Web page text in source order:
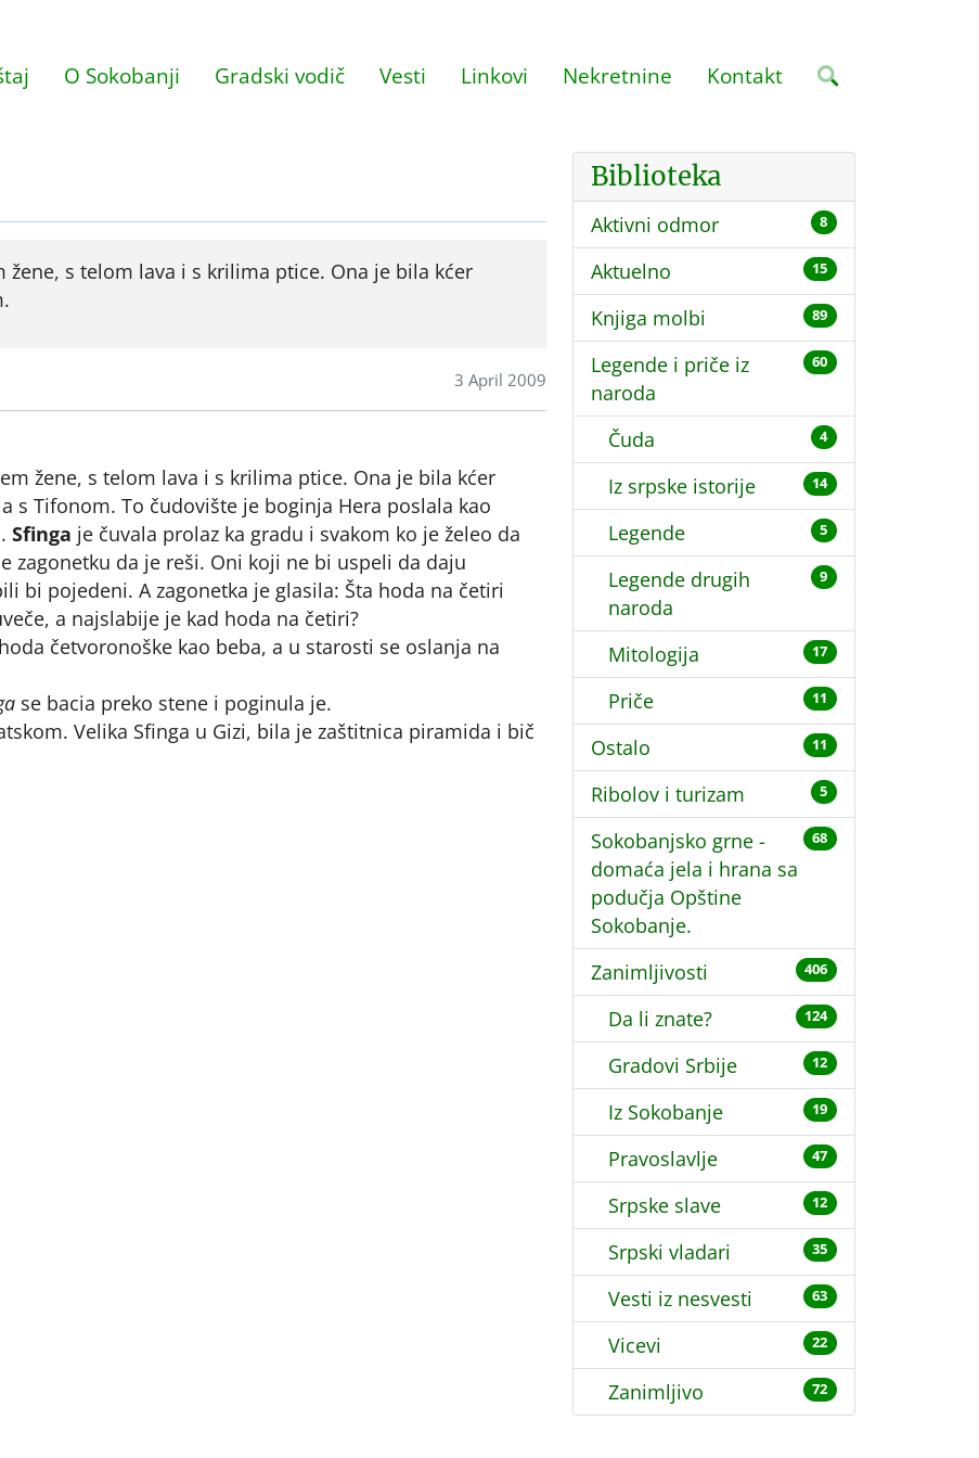
O Sokobanji Gradski vodič Vesti Linkovi Nekretnine Kontakt
žene, s telom lava i s krilima ptice. Ona je bila kćer
3 April 2009
žene, s telom lava i s krilima ptice. Ona je bila kćer
s Tifonom. To čudovište je boginja Hera poslala kao
Sfinga je čuvala prolaz ka gradu i svakom ko je želeo da
zagonetku da je reši. Oni koji ne bi uspeli da daju
bi pojedeni. A zagonetka je glasila: Šta hoda na četiri
a najslabije je kad hoda na četiri?
četvoronoške kao beba, a u starosti se oslanja na
se bacia preko stene i poginula je.
Velika Sfinga u Gizi, bila je zaštitnica piramida i bič
Biblioteka
Aktivni odmor 8
Aktuelno 15
Knjiga molbi 89
Legende i priče iz
naroda
60
Čuda 4
Iz srpske istorije 14
Legende 5
Legende drugih
naroda
9
Mitologija 17
Priče 11
Ostalo 11
Ribolov i turizam 5
Sokobanjsko grne -
domaća jela i hrana sa
podučja Opštine
Sokobanje.
68
Zanimljivosti 406
Da li znate? 124
Gradovi Srbije 12
Iz Sokobanje 19
Pravoslavlje 47
Srpske slave 12
Srpski vladari 35
Vesti iz nesvesti 63
Vicevi 22
Zanimljivo 72